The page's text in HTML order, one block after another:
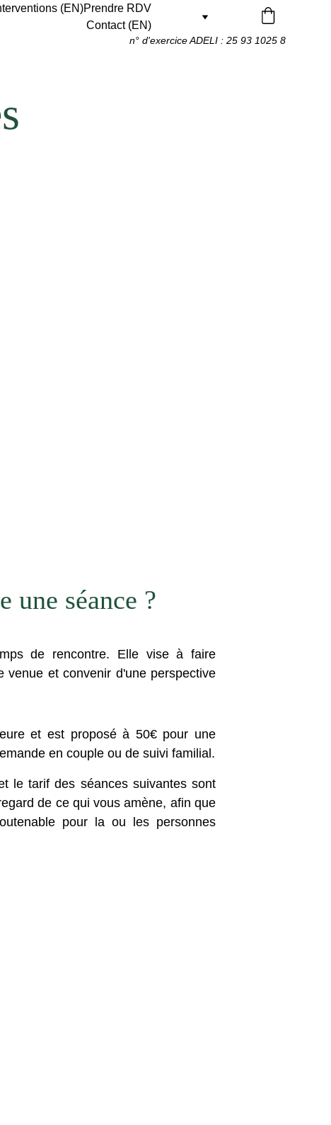
(EN)Prendre RDV
Contact (EN)
n° d'exercice ADELI : 25 93 1025 8
une séance ?
de rencontre. Elle vise à faire
venue et convenir d'une perspective
et est proposé à 50€ pour une
en couple ou de suivi familial.
le tarif des séances suivantes sont
de ce qui vous amène, afin que
pour la ou les personnes